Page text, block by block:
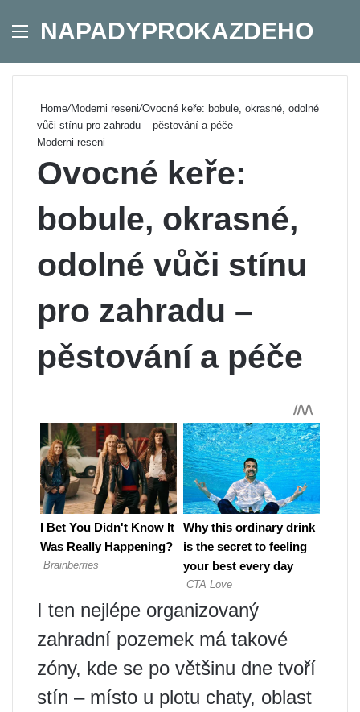
Menu
NAPADYPROKAZDEHO
Home/Moderni reseni/Ovocné keře: bobule, okrasné, odolné
vůči stínu pro zahradu – pěstování a péče
Moderni reseni
Ovocné keře:
bobule, okrasné,
odolné vůči stínu
pro zahradu –
pěstování a péče
I ten nejlépe organizovaný
zahradní pozemek má takové
zóny, kde se po většinu dne tvoří
stín – místo u plotu chaty, oblast